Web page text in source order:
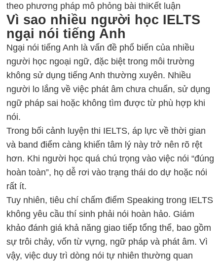
theo phương pháp mô phỏng bài thiKết luận
Vì sao nhiều người học IELTS
ngại nói tiếng Anh
Ngại nói tiếng Anh là vấn đề phổ biến của nhiều
người học ngoại ngữ, đặc biệt trong môi trường
không sử dụng tiếng Anh thường xuyên. Nhiều
người lo lắng về việc phát âm chưa chuẩn, sử dụng
ngữ pháp sai hoặc không tìm được từ phù hợp khi
nói.
Trong bối cảnh luyện thi IELTS, áp lực về thời gian
và band điểm càng khiến tâm lý này trở nên rõ rệt
hơn. Khi người học quá chú trọng vào việc nói “đúng
hoàn toàn”, họ dễ rơi vào trạng thái do dự hoặc nói
rất ít.
Tuy nhiên, tiêu chí chấm điểm Speaking trong IELTS
không yêu cầu thí sinh phải nói hoàn hảo. Giám
khảo đánh giá khả năng giao tiếp tổng thể, bao gồm
sự trôi chảy, vốn từ vựng, ngữ pháp và phát âm. Vì
vậy, việc duy trì dòng nói tự nhiên thường quan